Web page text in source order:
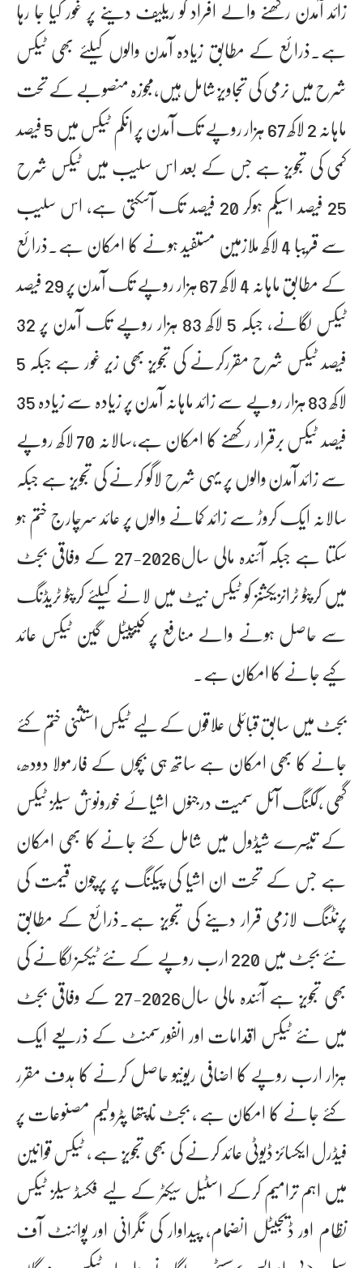
زائد آمدن رکھنے والے افراد کو ریلیف دینے پر غور کیا جا رہا
ہے۔ذرائع کے مطابق زیادہ آمدن والوں کیلئے بھی ٹیکس
شرح میں نرمی کی تجاویز شامل ہیں،مجوزہ منصوبے کے تحت
ماہانہ 2 لاکھ 67 ہزار روپے تک آمدن پر انکم ٹیکس میں 5 فیصد
کمی کی تجویز ہے جس کے بعد اس سلیب میں ٹیکس شرح
25 فیصد اسیکم ہوکر 20 فیصد تک آسکتی ہے، اس سلیب
سے قریبا 4 لاکھ ملازمین مستفید ہونے کا امکان ہے۔ذرائع
کے مطابق ماہانہ 4 لاکھ 67 ہزار روپے تک آمدن پر 29 فیصد
ٹیکس لگانے، جبکہ 5 لاکھ 83 ہزار روپے تک آمدن پر 32
فیصد ٹیکس شرح مقررکرنے کی تجویز بھی زیر غور ہے جبکہ 5
لاکھ 83 ہزار روپے سے زائد ماہانہ آمدن پر زیادہ سے زیادہ 35
فیصد ٹیکس برقرار رکھنے کا امکان ہے،سالانہ 70 لاکھ روپے
سے زائد آمدن والوں پر یہی شرح لاگو کرنے کی تجویز ہے جبکہ
سالانہ ایک کروڑ سے زائد کمانے والوں پر عائد سرچارج ختم ہو
سکتا ہے جبکہ آئندہ مالی سال2026-27 کے وفاقی بجٹ
میں کرپٹو ٹرانزیکشنز کو ٹیکس نیٹ میں لانے کیلئے کرپٹو ٹریڈنگ
سے حاصل ہونے والے منافع پر کیپیٹل گین ٹیکس عائد
کیے جانے کا امکان ہے۔
بجٹ میں سابق قبائلی علاقوں کے لیے ٹیکس استثنی ختم کئے
جانے کا بھی امکان ہے ساتھ ہی بچوں کے فارمولا دودھ،
گھی ،ککنگ آئل سمیت درجنوں اشیائے خورونوش سیلز ٹیکس
کے تیسرے شیڈول میں شامل کئے جانے کا بھی امکان
ہے جس کے تحت ان اشیا کی پیکنگ پر پرچون قیمت کی
پرنٹنگ لازمی قرار دینے کی تجویز ہے۔ذرائع کے مطابق
نئے بجٹ میں 220 ارب روپے کے نئے ٹیکسز لگانے کی
بھی تجویز ہے آئندہ مالی سال2026-27 کے وفاقی بجٹ
میں نئے ٹیکس اقدامات اور انفورسمنٹ کے ذریعے ایک
ہزار ارب روپے کا اضافی ریونیو حاصل کرنے کا ہدف مقرر
کئے جانے کا امکان ہے ، بجٹ ناپتھا پٹرولیم مصنوعات پر
فیڈرل ایکسائز ڈیوٹی عائد کرنے کی بھی تجویز ہے ، ٹیکس قوانین
میں اہم ترامیم کرکے اسٹیل سیکٹر کے لیے فکسڈ سیلز ٹیکس
نظام اور ڈیجیٹل انضمام، پیداوار کی نگرانی اور پوائنٹ آف